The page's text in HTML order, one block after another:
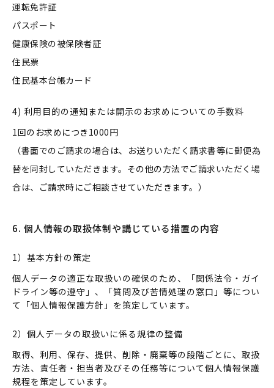
運転免許証
パスポート
健康保険の被保険者証
住民票
住民基本台帳カード
4) 利用目的の通知または開示のお求めについての手数料
1回のお求めにつき1000円
（書面でのご請求の場合は、お送りいただく請求書等に郵便為
替を同封していただきます。その他の方法でご請求いただく場
合は、ご請求時にご相談させていただきます。）
6. 個人情報の取扱体制や講じている措置の内容
1）基本方針の策定
個人データの適正な取扱いの確保のため、「関係法令・ガイ
ドライン等の遵守」、「質問及び苦情処理の窓口」等につい
て「個人情報保護方針」を策定しています。
2）個人データの取扱いに係る規律の整備
取得、利用、保存、提供、削除・廃棄等の段階ごとに、取扱
方法、責任者・担当者及びその任務等について個人情報保護
規程を策定しています。